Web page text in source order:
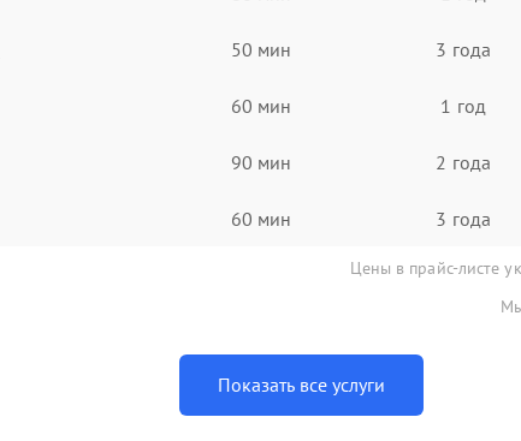
50 мин 3 года
60 мин 1 год
90 мин 2 года
60 мин 3 года
Цены в прайс-листе
Показать все услуги